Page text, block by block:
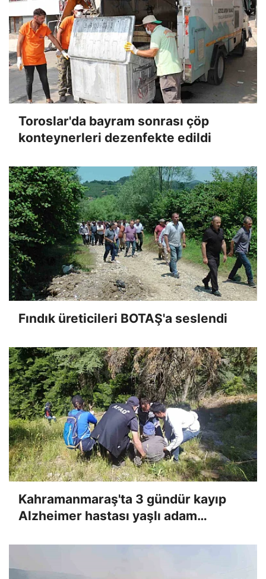
Toroslar'da bayram sonrası çöp
konteynerleri dezenfekte edildi
Fındık üreticileri BOTAŞ'a seslendi
Kahramanmaraş'ta 3 gündür kayıp
Alzheimer hastası yaşlı adam